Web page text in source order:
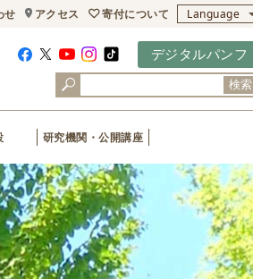
せ アクセス 寄付について Language
デジタルパンフ
検索
研究機関・公開講座